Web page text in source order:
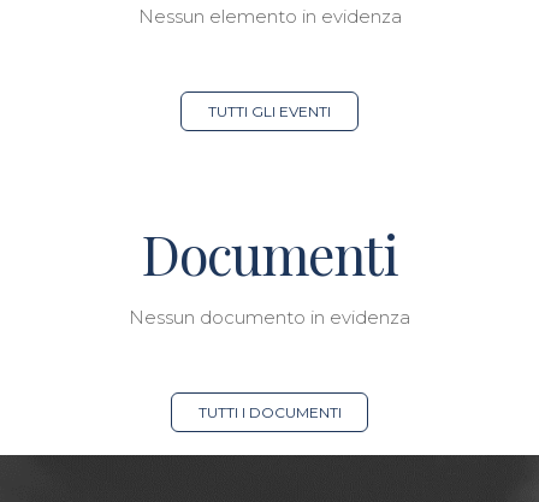
Nessun elemento in evidenza
TUTTI GLI EVENTI
Documenti
Nessun documento in evidenza
TUTTI I DOCUMENTI